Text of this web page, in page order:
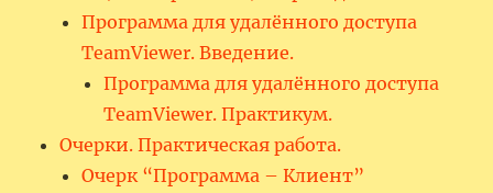
Программа для удалённого доступа
TeamViewer. Введение.
Программа для удалённого доступа
TeamViewer. Практикум.
Очерки. Практическая работа.
Очерк “Программа – Клиент”